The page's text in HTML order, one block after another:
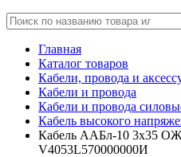
Главная
Каталог товаров
Кабели, провода и
Кабели и провода
Кабели и провода
Кабель высокого
Кабель ААБл-10 3х35 ОЖ
V4053L570000000И